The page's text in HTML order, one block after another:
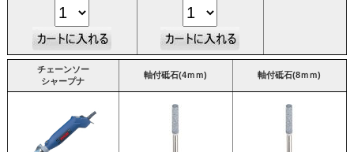
チェーンソー
シャープナ
軸付砥石(4ｍｍ) 軸付砥石(8ｍｍ)